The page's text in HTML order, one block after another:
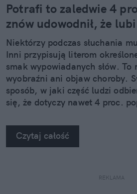
Potrafi to zaledwie 4
znów udowodnił, że
Niektórzy podczas słuchania
Inni przypisują literom
smak wypowiadanych słów. To
wyobraźni ani objaw choroby.
sposób, w jaki część ludzi
się, że dotyczy nawet 4 proc.
Czytaj całość
REKLAMA